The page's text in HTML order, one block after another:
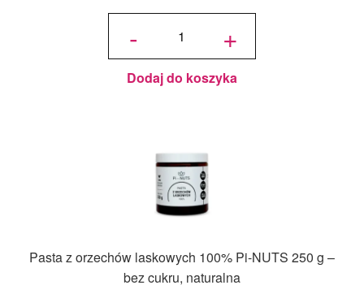
-
ilość Syrop
300 g – Pi-
NUTS +
Dodaj do koszyka
Pasta z orzechów laskowych 100% Pi-NUTS 250 g –
bez cukru, naturalna